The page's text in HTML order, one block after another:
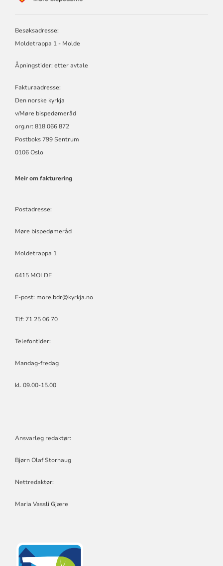
Besøksadresse:
Moldetrappa 1 - Molde
Åpningstider: etter avtale
Fakturaadresse:
Den norske kyrkja
v/Møre bispedømeråd
org.nr: 818 066 872
Postboks 799 Sentrum
0106 Oslo
Meir om fakturering
Postadresse:
Møre bispedømeråd
Moldetrappa 1
6415 MOLDE
E-post: more.bdr@kyrkja.no
Tlf: 71 25 06 70
Telefontider:
Mandag-fredag
kl. 09.00-15.00
Ansvarleg redaktør:
Bjørn Olaf Storhaug
Nettredaktør:
Maria Vassli Gjære